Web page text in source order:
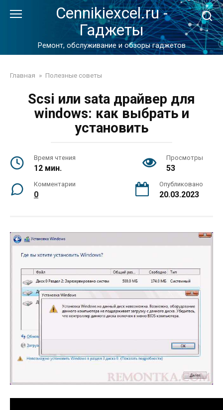
Cennikiexcel.ru -
Гаджеты
Ремонт, обслуживание и обзоры гаджетов
Главная » Полезные советы
Scsi или sata драйвер для
windows: как выбрать и
установить
Время чтения
12 мин.
Просмотры
53
Комментарии
0
Опубликовано
20.03.2023